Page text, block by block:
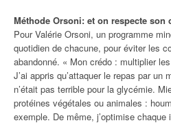
Méthode Orsoni: et on respecte son
Pour Valérie Orsoni, un programme
quotidien de chacune, pour éviter les
abandonné. « Mon crédo : multiplier
J’ai appris qu’attaquer le repas par un
n’était pas terrible pour la glycémie.
protéines végétales ou animales :
exemple. De même, j’optimise